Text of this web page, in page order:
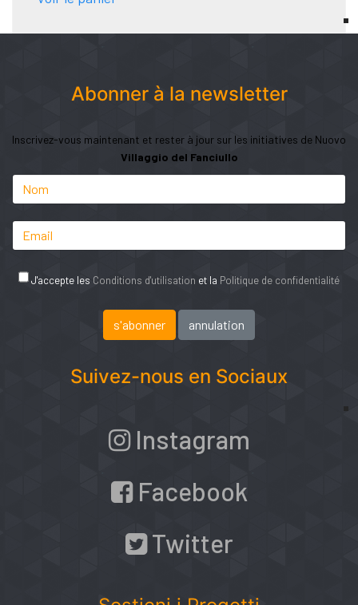
Abonner à la newsletter
Inscrivez-vous maintenant et rester à jour sur les initiatives de Nuovo
Villaggio del Fanciullo
J'accepte les Conditions d'utilisation et la Politique de confidentialité
Suivez-nous en Sociaux
Instagram
Facebook
Twitter